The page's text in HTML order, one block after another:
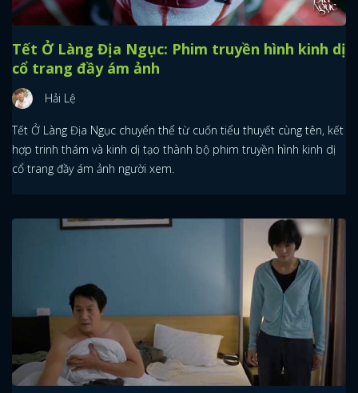
Tết Ở Làng Địa Ngục: Phim truyền hình kinh dị
cổ trang đầy ám ảnh
Hải Lệ
Tết Ở Làng Địa Ngục chuyển thể từ cuốn tiểu thuyết cùng tên, kết
hợp trinh thám và kinh dị tạo thành bộ phim truyền hình kinh dị
cổ trang đầy ám ảnh người xem.